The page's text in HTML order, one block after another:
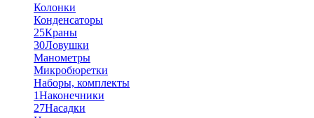
Колонки
Конденсаторы
25Краны
30Ловушки
Манометры
Микробюретки
Наборы, комплекты
1Наконечники
27Насадки